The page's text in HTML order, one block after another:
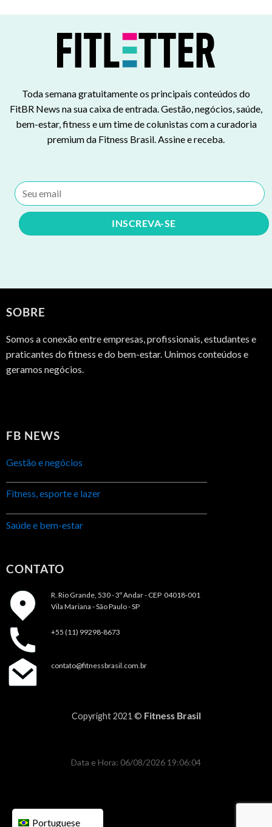
Toda semana gratuitamente os principais conteúdos do
FitBR News na sua caixa de entrada. Gestão, negócios, saúde,
bem-estar, fitness e um time de colunistas com a curadoria
premium da Fitness Brasil. Assine e receba.
SOBRE
Somos a conexão entre empresas, profissionais, estudantes e
praticantes do fitness e do bem-estar. Unimos conteúdos e
geramos negócios.
FB NEWS
Gestão e negócios
Fitness, esporte e lazer
Saúde e bem-estar
CONTATO
R. Rio Grande, 530 - 3º Andar - CEP 04018-001
Vila Mariana - São Paulo - SP
+55 (11) 99298-8673
contato@fitnessbrasil.com.br
Copyright 2021 © Fitness Brasil
Data e Hora: 06/08/2026 19:06:04
Portuguese